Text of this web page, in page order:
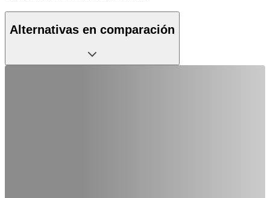
Alternativas en comparación